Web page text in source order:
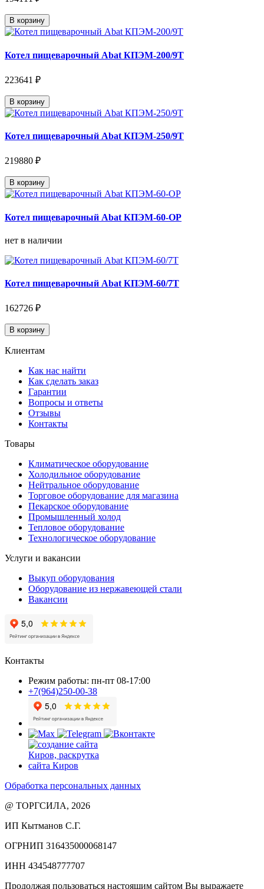
В корзину
Котел пищеварочный Abat КПЭМ-200/9Т
223641 ₽
В корзину
Котел пищеварочный Abat КПЭМ-250/9Т
219880 ₽
В корзину
Котел пищеварочный Abat КПЭМ-60-ОР
нет в наличии
Котел пищеварочный Abat КПЭМ-60/7Т
162726 ₽
В корзину
Клиентам
Как нас найти
Как сделать заказ
Гарантии
Вопросы и ответы
Отзывы
Контакты
Товары
Климатическое оборудование
Холодильное оборудование
Нейтральное оборудование
Торговое оборудование для магазина
Пекарское оборудование
Промышленный холод
Тепловое оборудование
Технологическое оборудование
Услуги и вакансии
Выкуп оборудования
Оборудование из нержавеющей стали
Вакансии
Контакты
Режим работы: пн-пт 08-17:00
+7(964)250-00-38
Обработка персональных данных
@ ТОРГСИЛА, 2026
ИП Кытманов С.Г.
ОГРНИП 316435000068147
ИНН 434548777707
Продолжая пользоваться настоящим сайтом Вы выражаете